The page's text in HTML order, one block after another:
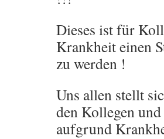
Dieses ist für
Krankheit einen
zu werden !
Uns allen stellt
den Kollegen
aufgrund